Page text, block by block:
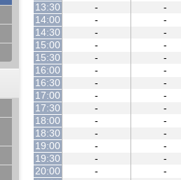
13:30
-
-
14:00
-
-
14:30
-
-
15:00
-
-
15:30
-
-
16:00
-
-
16:30
-
-
17:00
-
-
17:30
-
-
18:00
-
-
18:30
-
-
19:00
-
-
19:30
-
-
20:00
-
-